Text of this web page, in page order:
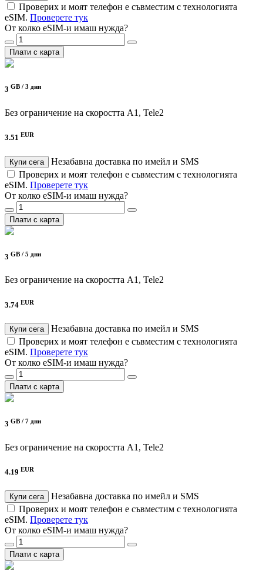
Проверих и моят телефон е съвместим с технологията
eSIM. Проверете тук
От колко eSIM-и имаш нужда?
Плати с карта
3 GB / 3 дни
Без ограничение на скоростта A1, Tele2
3.51 EUR
Купи сега
Незабавна доставка по имейл и SMS
Проверих и моят телефон е съвместим с технологията
eSIM. Проверете тук
От колко eSIM-и имаш нужда?
Плати с карта
3 GB / 5 дни
Без ограничение на скоростта A1, Tele2
3.74 EUR
Купи сега
Незабавна доставка по имейл и SMS
Проверих и моят телефон е съвместим с технологията
eSIM. Проверете тук
От колко eSIM-и имаш нужда?
Плати с карта
3 GB / 7 дни
Без ограничение на скоростта A1, Tele2
4.19 EUR
Купи сега
Незабавна доставка по имейл и SMS
Проверих и моят телефон е съвместим с технологията
eSIM. Проверете тук
От колко eSIM-и имаш нужда?
Плати с карта